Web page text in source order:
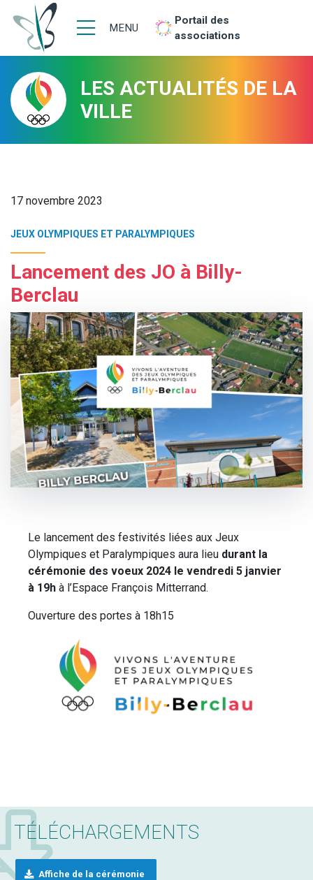
MENU
Portail des
associations
LES ACTUALITÉS DE LA
VILLE
17 novembre 2023
JEUX OLYMPIQUES ET PARALYMPIQUES
Lancement des JO à Billy-
Berclau
Le lancement des festivités liées aux Jeux
Olympiques et Paralympiques aura lieu durant la
cérémonie des voeux 2024 le vendredi 5 janvier
à 19h à l’Espace François Mitterrand.
Ouverture des portes à 18h15
TÉLÉCHARGEMENTS
Affiche de la cérémonie